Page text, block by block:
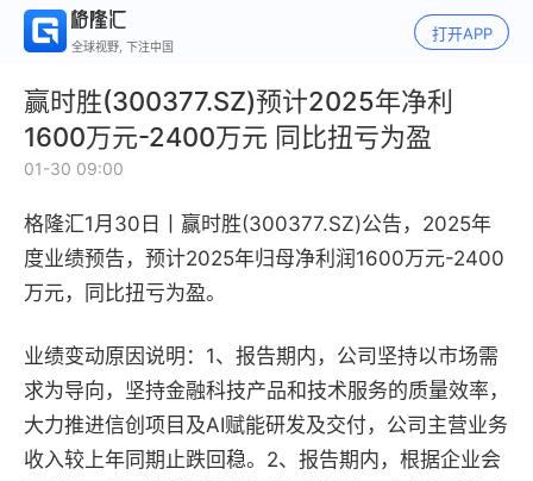
全球视野, 下注中国
打开APP
赢时胜(300377.SZ)预计2025年净利
1600万元-2400万元 同比扭亏为盈
01-30 09:00
格隆汇1月30日丨 赢时胜(300377.SZ)公告， 2025年
度业绩预告，预计2025年归母净利润1600万元-2400
万元，同比扭亏为盈。
业绩变动原因说明：1、报告期内，公司坚持以市场需
求为导向，坚持金融科技产品和技术服务的质量效率，
大力推进信创项目及AI赋能研发及交付，公司主营业务
收入较上年同期止跌回稳。2、报告期内，根据企业会